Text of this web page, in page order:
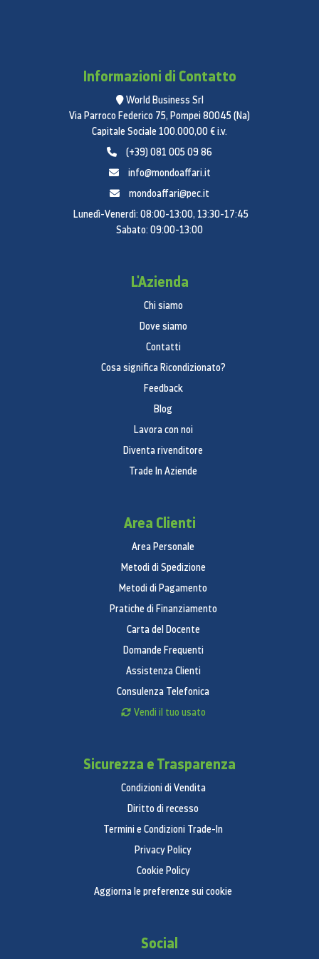
Informazioni di Contatto
World Business Srl
Via Parroco Federico 75, Pompei 80045 (Na)
Capitale Sociale 100.000,00 € i.v.
(+39) 081 005 09 86
info@mondoaffari.it
mondoaffari@pec.it
Lunedì-Venerdì: 08:00-13:00, 13:30-17:45
Sabato: 09:00-13:00
L'Azienda
Chi siamo
Dove siamo
Contatti
Cosa significa Ricondizionato?
Feedback
Blog
Lavora con noi
Diventa rivenditore
Trade In Aziende
Area Clienti
Area Personale
Metodi di Spedizione
Metodi di Pagamento
Pratiche di Finanziamento
Carta del Docente
Domande Frequenti
Assistenza Clienti
Consulenza Telefonica
Vendi il tuo usato
Sicurezza e Trasparenza
Condizioni di Vendita
Diritto di recesso
Termini e Condizioni Trade-In
Privacy Policy
Cookie Policy
Aggiorna le preferenze sui cookie
Social